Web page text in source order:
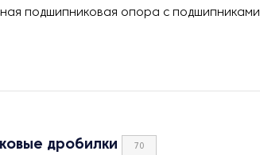
подшипниковая опора с подшипниками
дробилки 70